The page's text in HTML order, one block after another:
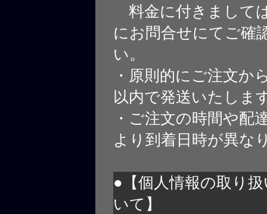
料金に付きまして
にお問合せにてご確
い。
・原則的にご注文か
以内で発送いたしま
・ご注文の時間や配
より到着日時が異な
●【個人情報の取り
いて】